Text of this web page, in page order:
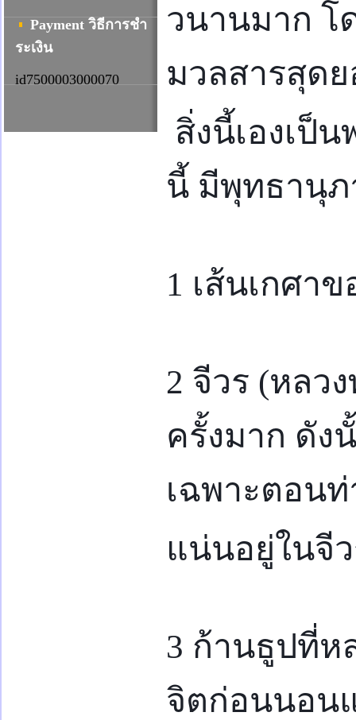
Payment วิธีการชํา
ระเงิน
id7500003000070
วนานมาก โ
มวลสารสุด
สิ่งนี้เองเป็
นี้ มีพุทธานุภ
1 เส้นเกศา
2 จีวร (หลว
ครั้งมาก ดัง
เฉพาะตอน
แน่นอยู่ในจี
3 ก้านธูปที่ห
จิตก่อนนอน